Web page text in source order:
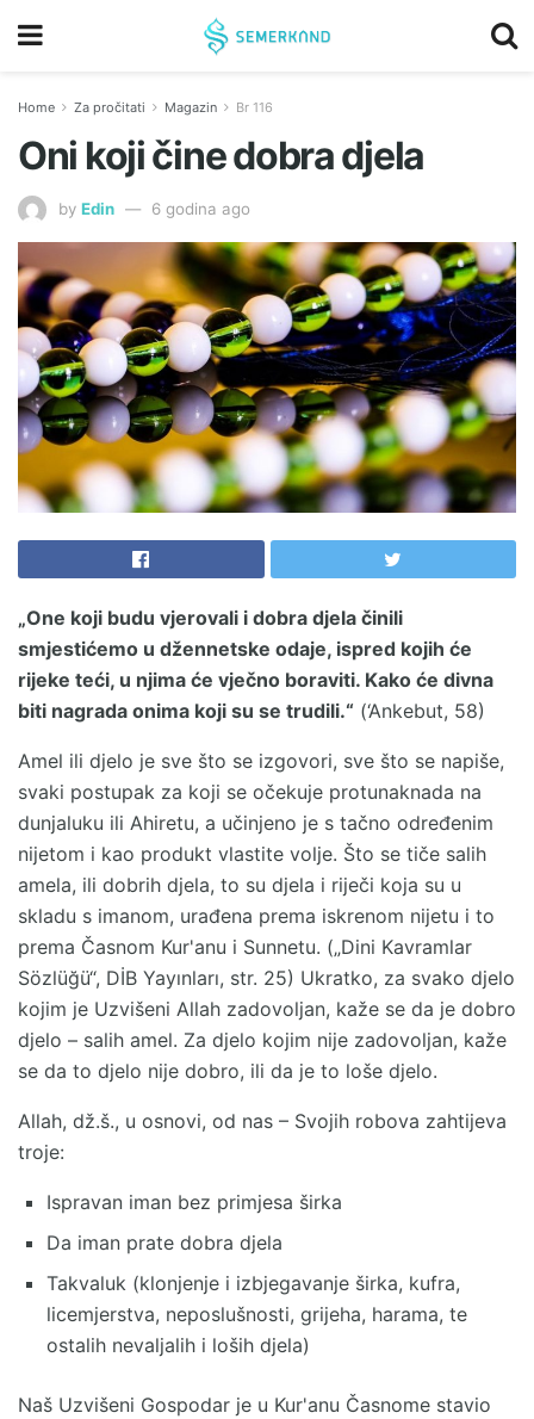
Home Za pročitati Magazin Br 116
Oni koji čine dobra djela
by Edin 6 godina ago
„One koji budu vjerovali i dobra djela činili
smjestićemo u džennetske odaje, ispred kojih će
rijeke teći, u njima će vječno boraviti. Kako će divna
biti nagrada onima koji su se trudili.“ (‘Ankebut, 58)
Amel ili djelo je sve što se izgovori, sve što se napiše,
svaki postupak za koji se očekuje protunaknada na
dunjaluku ili Ahiretu, a učinjeno je s tačno određenim
nijetom i kao produkt vlastite volje. Što se tiče salih
amela, ili dobrih djela, to su djela i riječi koja su u
skladu s imanom, urađena prema iskrenom nijetu i to
prema Časnom Kur'anu i Sunnetu. („Dini Kavramlar
Sözlüğü“, DİB Yayınları, str. 25) Ukratko, za svako djelo
kojim je Uzvišeni Allah zadovoljan, kaže se da je dobro
djelo – salih amel. Za djelo kojim nije zadovoljan, kaže
se da to djelo nije dobro, ili da je to loše djelo.
Allah, dž.š., u osnovi, od nas – Svojih robova zahtijeva
troje:
Ispravan iman bez primjesa širka
Da iman prate dobra djela
Takvaluk (klonjenje i izbjegavanje širka, kufra,
licemjerstva, neposlušnosti, grijeha, harama, te
ostalih nevaljalih i loših djela)
Naš Uzvišeni Gospodar je u Kur'anu Časnome stavio